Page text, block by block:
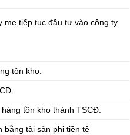
mẹ tiếp tục đầu tư vào công ty
tồn kho.
tồn kho thành TSCĐ.
bằng tài sản phi tiền tệ